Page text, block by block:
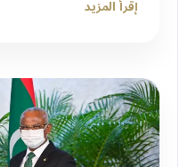
إقرأ المزيد